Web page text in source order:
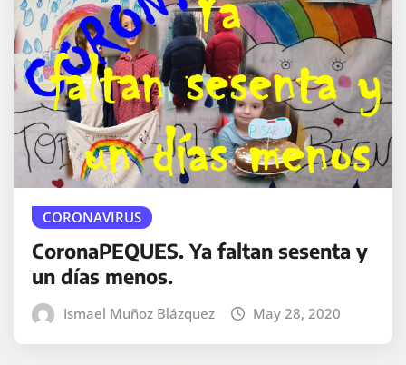
CORONAVIRUS
CoronaPEQUES. Ya faltan sesenta y
un días menos.
Ismael Muñoz Blázquez May 28, 2020